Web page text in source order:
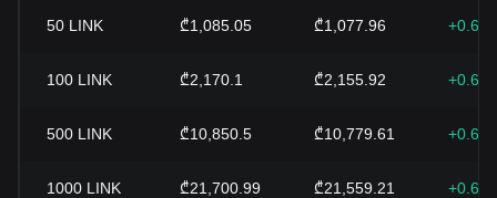
50 LINK ₾1,085.05 ₾1,077.96
100 LINK ₾2,170.1 ₾2,155.92
500 LINK ₾10,850.5 ₾10,779.61
1000 LINK ₾21,700.99 ₾21,559.21